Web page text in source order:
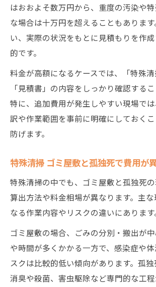
はおおよそ数万円から、重度の汚染や
な場合は十万円を超えることもありま
い、実際の状況をもとに見積もりを作
的です。
料金が高額になるケースでは、「特殊
「見積書」の内容をしっかり確認するこ
特に、追加費用が発生しやすい現場で
訳や作業範囲を事前に明確にしておく
防げます。
特殊清掃 ゴミ屋敷と孤独死で費用が
特殊清掃の中でも、ゴミ屋敷と孤独死
算出方法や料金相場が異なります。主
なる作業内容やリスクの違いにあります
ゴミ屋敷の場合、ごみの分別・搬出が
や時間が多くかかる一方で、感染症や
スクは比較的低い傾向があります。孤独
消臭や殺菌、害虫駆除など専門的な工